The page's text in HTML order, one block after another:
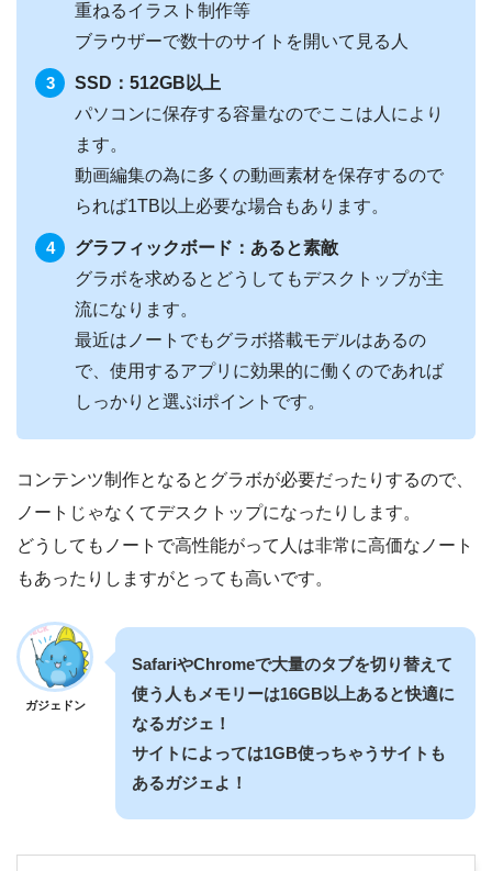
重ねるイラスト制作等
ブラウザーで数十のサイトを開いて見る人
SSD：512GB以上
パソコンに保存する容量なのでここは人により
ます。
動画編集の為に多くの動画素材を保存するので
られば1TB以上必要な場合もあります。
グラフィックボード：あると素敵
グラボを求めるとどうしてもデスクトップが主
流になります。
最近はノートでもグラボ搭載モデルはあるの
で、使用するアプリに効果的に働くのであれば
しっかりと選ぶiポイントです。
コンテンツ制作となるとグラボが必要だったりするので、
ノートじゃなくてデスクトップになったりします。
どうしてもノートで高性能がって人は非常に高価なノート
もあったりしますがとっても高いです。
ガジェドン
SafariやChromeで大量のタブを切り替えて
使う人もメモリーは16GB以上あると快適に
なるガジェ！
サイトによっては1GB使っちゃうサイトも
あるガジェよ！